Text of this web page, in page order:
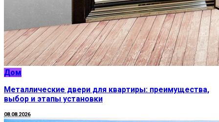
Дом
Металлические двери для квартиры: преимущества,
выбор и этапы установки
08.08.2026